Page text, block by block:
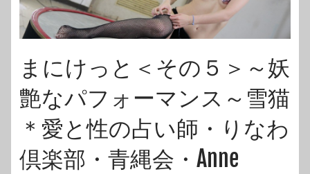
まにけっと＜その５＞～妖
艶なパフォーマンス～雪猫
＊愛と性の占い師・りなわ
倶楽部・青縄会・Anne